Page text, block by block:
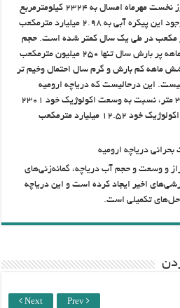
کیلومترمربع افزایش نسبت به روز نخست مهرماه امسال به ۲۳۲۴ کیلومترمربع
رسیده است. همچنین حجم آب موجود این پیکره آبی به ۲.۹۸ میلیارد مترمکعب
میلیارد متر مکعب در طی یک سال کمتر شده است. حجم
آبی نگین آبی آذربایجان در شش ماهه پر بارش سال تنها ۲۵۰ میلیون مترمکعب
ماهه کم بارش و گرم سال احتمال وخیم تر
این درحالیست که دریاچه ارومیه
نسبت به تراز اکولوژیک خود ۳.۳۷ متر، نسبت به وسعت اکولوژیک خود ۲۳۰۱
کیلومتر مربع و نسبت به حجم آب اکولوژیک خود ۱۲.۵۲ میلیارد مترمکعب
و وسعت و حجم آب دریاچه، گمانه‌زنی‌های
اخیر ایجاد کرده است و این دریاچه
تکمیلی‌ است.
Next Prev